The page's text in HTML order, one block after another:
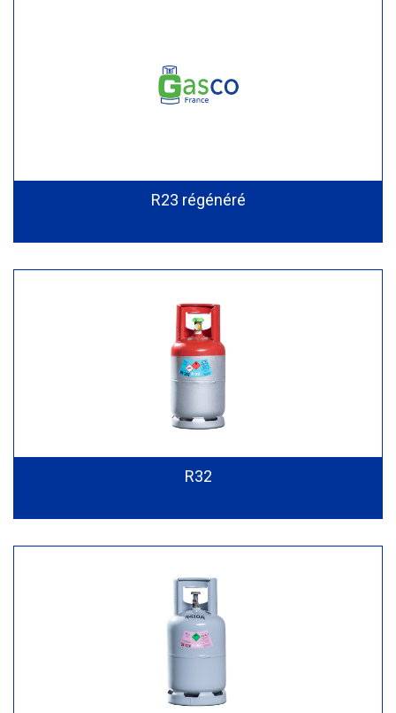
R23 régénéré
R32